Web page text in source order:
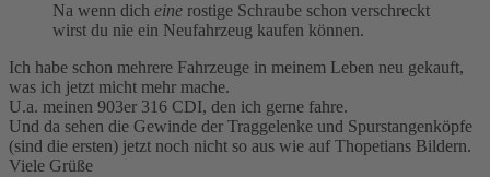
Na wenn dich eine rostige Schraube schon verschreckt
wirst du nie ein Neufahrzeug kaufen können.
Ich habe schon mehrere Fahrzeuge in meinem Leben neu gekauft,
was ich jetzt micht mehr mache.
U.a. meinen 903er 316 CDI, den ich gerne fahre.
Und da sehen die Gewinde der Traggelenke und Spurstangenköpfe
(sind die ersten) jetzt noch nicht so aus wie auf Thopetians Bildern.
Viele Grüße